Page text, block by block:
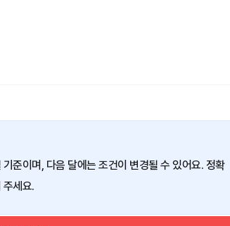
준이며, 다음 달에는 조건이 변경될 수 있어요. 정확
주세요.